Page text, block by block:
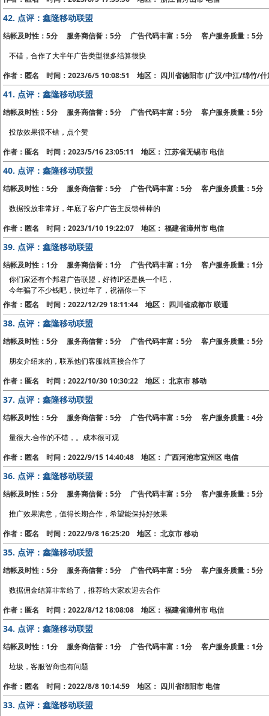
42. 点评：鑫隆移动联盟
结帐及时性：5分 服务商信誉：5分 广告代码丰富：5分 客户服务质量：5分
不错，合作了大半年广告类型很多结算很快
作者：匿名 时间：2023/6/5 10:08:51 地区： 四川省德阳市 (广汉/中江/绵竹/什
41. 点评：鑫隆移动联盟
结帐及时性：5分 服务商信誉：5分 广告代码丰富：5分 客户服务质量：5分
投放效果很不错，点个赞
作者：匿名 时间：2023/5/16 23:05:11 地区： 江苏省无锡市 电信
40. 点评：鑫隆移动联盟
结帐及时性：5分 服务商信誉：5分 广告代码丰富：5分 客户服务质量：5分
数据投放非常好，年底了客户广告主反馈棒棒的
作者：匿名 时间：2023/1/10 19:22:07 地区： 福建省漳州市 电信
39. 点评：鑫隆移动联盟
结帐及时性：1分 服务商信誉：1分 广告代码丰富：1分 客户服务质量：1分
你们家还有个邦君广告联盟，好待IP还是换一个吧，
今年骗了不少钱吧，快过年了，祝福你一下
作者：匿名 时间：2022/12/29 18:11:44 地区： 四川省成都市 联通
38. 点评：鑫隆移动联盟
结帐及时性：5分 服务商信誉：5分 广告代码丰富：5分 客户服务质量：5分
朋友介绍来的，联系他们客服就直接合作了
作者：匿名 时间：2022/10/30 10:30:22 地区： 北京市 移动
37. 点评：鑫隆移动联盟
结帐及时性：5分 服务商信誉：5分 广告代码丰富：5分 客户服务质量：4分
量很大.合作的不错，。成本很可观
作者：匿名 时间：2022/9/15 14:40:48 地区： 广西河池市宜州区 电信
36. 点评：鑫隆移动联盟
结帐及时性：5分 服务商信誉：5分 广告代码丰富：5分 客户服务质量：5分
推广效果满意，值得长期合作，希望能保持好效果
作者：匿名 时间：2022/9/8 16:25:20 地区： 北京市 移动
35. 点评：鑫隆移动联盟
结帐及时性：5分 服务商信誉：5分 广告代码丰富：5分 客户服务质量：5分
数据佣金结算非常给了，推荐给大家欢迎去合作
作者：匿名 时间：2022/8/12 18:08:08 地区： 福建省漳州市 电信
34. 点评：鑫隆移动联盟
结帐及时性：1分 服务商信誉：1分 广告代码丰富：1分 客户服务质量：1分
垃圾，客服智商也有问题
作者：匿名 时间：2022/8/8 10:14:59 地区： 四川省绵阳市 电信
33. 点评：鑫隆移动联盟